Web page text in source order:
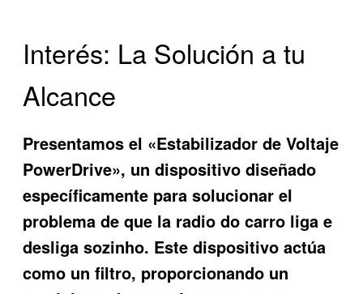
Interés: La Solución a tu
Alcance
Presentamos el «Estabilizador de Voltaje
PowerDrive», un dispositivo diseñado
específicamente para solucionar el
problema de que la radio do carro liga e
desliga sozinho. Este dispositivo actúa
como un filtro, proporcionando un